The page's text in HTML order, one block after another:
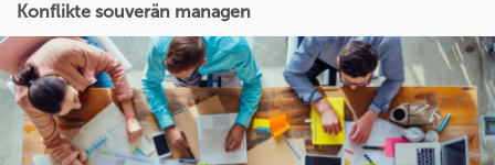
Konflikte souverän managen